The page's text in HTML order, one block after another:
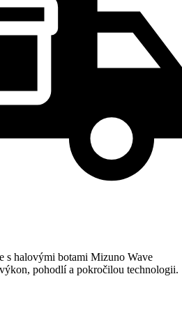
s halovými botami Mizuno Wave
pohodlí a pokročilou technologii.